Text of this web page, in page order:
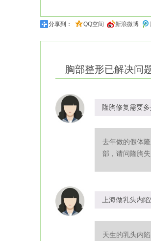
分享到： QQ空间 新浪微博
胸部整形已解决问
隆胸修复需要
去年做的假体
部，请问隆胸
上海做乳头内
天生的乳头内